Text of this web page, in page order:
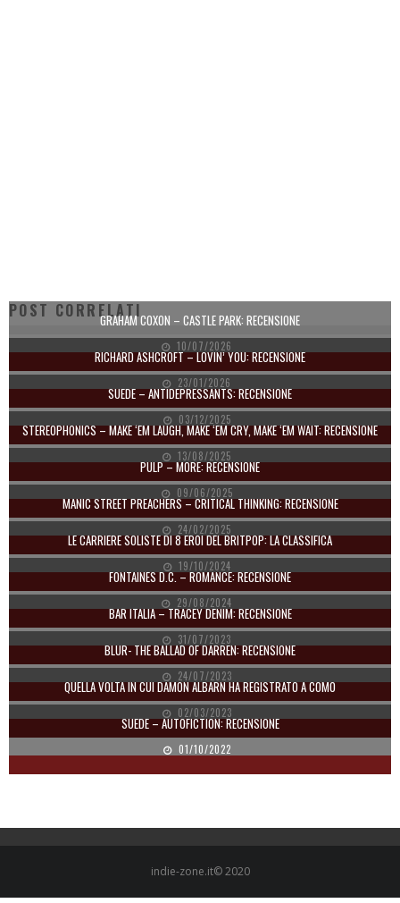
POST CORRELATIGRAHAM COXON – CASTLE PARK: RECENSIONE
10/07/2026
RICHARD ASHCROFT – LOVIN’ YOU: RECENSIONE
23/01/2026
SUEDE – ANTIDEPRESSANTS: RECENSIONE
03/12/2025
STEREOPHONICS – MAKE ‘EM LAUGH, MAKE ‘EM CRY, MAKE ‘EM WAIT: RECENSIONE
13/08/2025
PULP – MORE: RECENSIONE
09/06/2025
MANIC STREET PREACHERS – CRITICAL THINKING: RECENSIONE
24/02/2025
LE CARRIERE SOLISTE DI 8 EROI DEL BRITPOP: LA CLASSIFICA
19/10/2024
FONTAINES D.C. – ROMANCE: RECENSIONE
29/08/2024
BAR ITALIA – TRACEY DENIM: RECENSIONE
31/07/2023
BLUR- THE BALLAD OF DARREN: RECENSIONE
24/07/2023
QUELLA VOLTA IN CUI DAMON ALBARN HA REGISTRATO A COMO
02/03/2023
SUEDE – AUTOFICTION: RECENSIONE
01/10/2022
indie-zone.it© 2020